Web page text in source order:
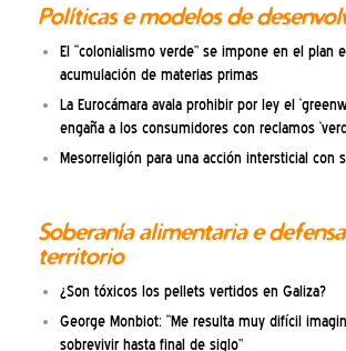
Políticas e modelos de
El “colonialismo verde” se impone en el plan
acumulación de materias primas
La Eurocámara avala prohibir por ley el
engaña a los consumidores con reclamos
Mesorreligión para una acción intersticial con
Soberanía alimentaria e
territorio
¿Son tóxicos los pellets vertidos en Galiza?
George Monbiot: “Me resulta muy difícil
sobrevivir hasta final de siglo”